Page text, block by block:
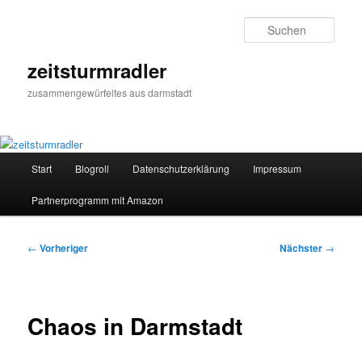
zeitsturmradler
zusammengewürfeltes aus darmstadt
Start Blogroll Datenschutzerklärung Impressum
Partnerprogramm mit Amazon
Beitragsnavigation
← Vorheriger Nächster →
Chaos in Darmstadt